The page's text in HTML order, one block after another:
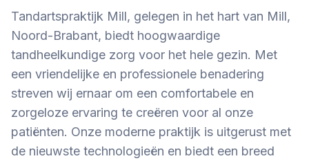
Tandartspraktijk Mill, gelegen in het hart van Mill,
Noord-Brabant, biedt hoogwaardige
tandheelkundige zorg voor het hele gezin. Met
een vriendelijke en professionele benadering
streven wij ernaar om een comfortabele en
zorgeloze ervaring te creëren voor al onze
patiënten. Onze moderne praktijk is uitgerust met
de nieuwste technologieën en biedt een breed